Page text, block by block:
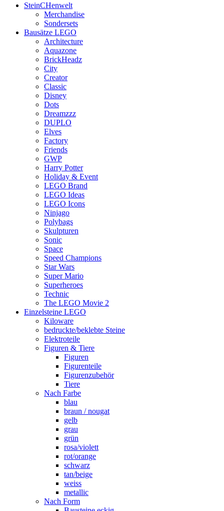
SteinCHenwelt
Merchandise
Sondersets
Bausätze LEGO
Architecture
Aquazone
BrickHeadz
City
Creator
Classic
Disney
Dots
Dreamzzz
DUPLO
Elves
Factory
Friends
GWP
Harry Potter
Holiday & Event
LEGO Brand
LEGO Ideas
LEGO Icons
Ninjago
Polybags
Skulpturen
Sonic
Space
Speed Champions
Star Wars
Super Mario
Superheroes
Technic
The LEGO Movie 2
Einzelsteine LEGO
Kiloware
bedruckte/beklebte Steine
Elektroteile
Figuren & Tiere
Figuren
Figurenteile
Figurenzubehör
Tiere
Nach Farbe
blau
braun / nougat
gelb
grau
grün
rosa/violett
rot/orange
schwarz
tan/beige
weiss
metallic
Nach Form